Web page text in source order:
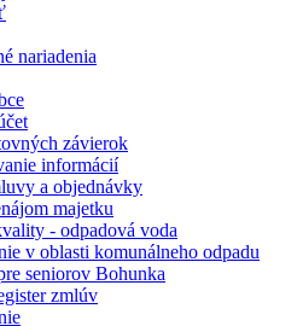
nariadenia
závierok
informácií
a objednávky
majetku
- odpadová voda
v oblasti komunálneho odpadu
seniorov Bohunka
zmlúv